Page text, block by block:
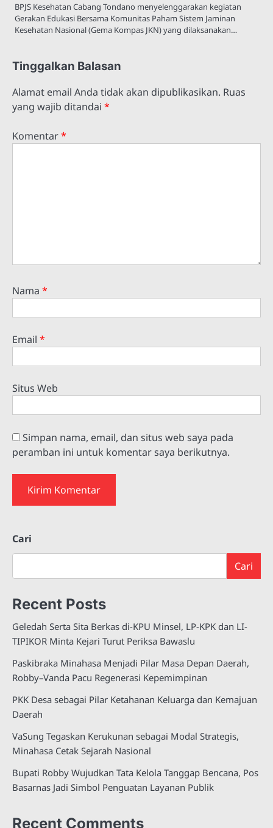
BPJS Kesehatan Cabang Tondano menyelenggarakan kegiatan
Gerakan Edukasi Bersama Komunitas Paham Sistem Jaminan
Kesehatan Nasional (Gema Kompas JKN) yang dilaksanakan…
Tinggalkan Balasan
Alamat email Anda tidak akan dipublikasikan. Ruas
yang wajib ditandai *
Komentar*
Nama *
Email *
Situs Web
Simpan nama, email, dan situs web saya pada
peramban ini untuk komentar saya berikutnya.
Cari
Cari
Recent Posts
Geledah Serta Sita Berkas di-KPU Minsel, LP-KPK dan LI-
TIPIKOR Minta Kejari Turut Periksa Bawaslu
Paskibraka Minahasa Menjadi Pilar Masa Depan Daerah,
Robby–Vanda Pacu Regenerasi Kepemimpinan
PKK Desa sebagai Pilar Ketahanan Keluarga dan Kemajuan
Daerah
VaSung Tegaskan Kerukunan sebagai Modal Strategis,
Minahasa Cetak Sejarah Nasional
Bupati Robby Wujudkan Tata Kelola Tanggap Bencana, Pos
Basarnas Jadi Simbol Penguatan Layanan Publik
Recent Comments